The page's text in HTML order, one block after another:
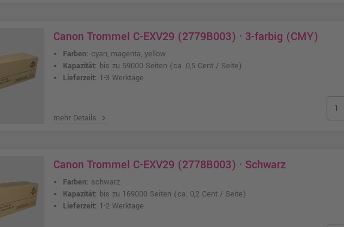
Canon Trommel C-EXV29 (2779B003) · 3-farbig (CMY)
Farben: cyan, magenta, yellow
Kapazität: bis zu 59000 Seiten (ca. 0,5 Cent / Seite)
Lieferzeit: 1-3 Werktage
mehr Details chevron_right
Canon Trommel C-EXV29 (2778B003) · Schwarz
Farben: schwarz
Kapazität: bis zu 169000 Seiten (ca. 0,2 Cent / Seite)
Lieferzeit: 1-2 Werktage